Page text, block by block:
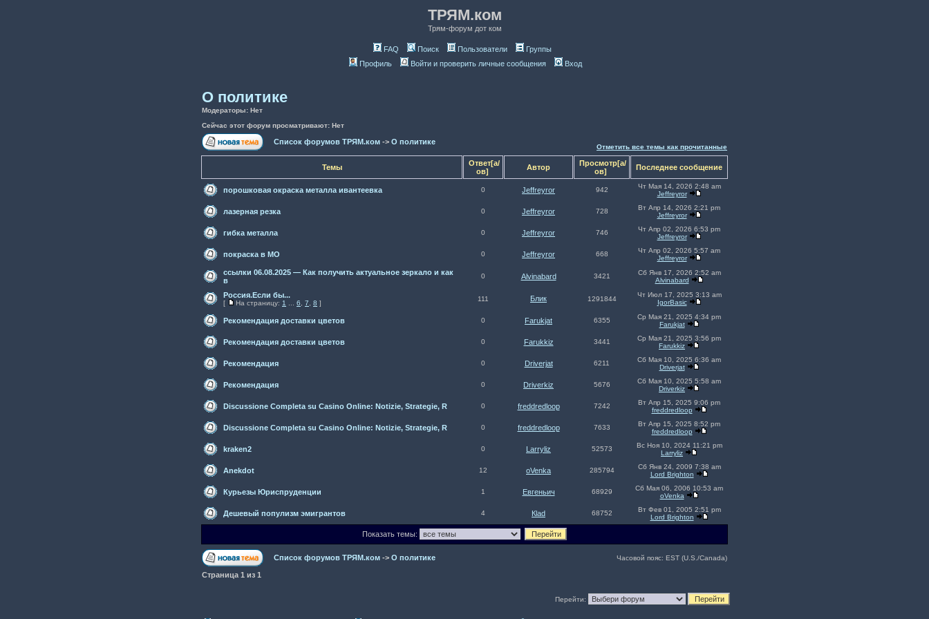
ТРЯМ.ком
Трям-форум дот ком
FAQ Поиск Пользователи
Группы
Профиль
Войти и проверить личные сообщения Вход
О политике
Модераторы: Нет
Сейчас этот форум просматривают: Нет
Список форумов ТРЯМ.ком -> О политике
Отметить все темы как прочитанные
Темы
Ответ[а/
ов]
Автор
Просмотр[а/
ов]
Последнее сообщение
порошковая окраска металла ивантеевка 0 Jeffreyror 942
Чт Мая 14, 2026 2:48 am
Jeffreyror
лазерная резка 0 Jeffreyror 728
Вт Апр 14, 2026 2:21 pm
Jeffreyror
гибка металла 0 Jeffreyror 746
Чт Апр 02, 2026 6:53 pm
Jeffreyror
покраска в МО 0 Jeffreyror 668
Чт Апр 02, 2026 5:57 am
Jeffreyror
ссылки 06.08.2025 — Как получить актуальное зеркало и как
в
0 Alvinabard 3421
Сб Янв 17, 2026 2:52 am
Alvinabard
Россия.Если бы...
[ На страницу: 1 6 7 8 ]
111 Блик 1291844
Чт Июл 17, 2025 3:13 am
IgorBasic
Рекомендация доставки цветов 0 Farukjat 6355
Ср Мая 21, 2025 4:34 pm
Farukjat
Рекомендация доставки цветов 0 Farukkiz 3441
Ср Мая 21, 2025 3:56 pm
Farukkiz
Рекомендация 0 Driverjat 6211
Сб Мая 10, 2025 6:36 am
Driverjat
Рекомендация 0 Driverkiz 5676
Сб Мая 10, 2025 5:58 am
Driverkiz
Discussione Completa su Casino Online: Notizie, Strategie, R 0 freddredloop 7242
Вт Апр 15, 2025 9:06 pm
freddredloop
Discussione Completa su Casino Online: Notizie, Strategie, R 0 freddredloop 7633
Вт Апр 15, 2025 8:52 pm
freddredloop
kraken2 0 Larryliz 52573
Вс Ноя 10, 2024 11:21 pm
Larryliz
Anekdot 12 oVenka 285794
Сб Янв 24, 2009 7:38 am
Lord Brighton
Курьезы Юриспруденции 1 Евгеньич 68929
Сб Мая 06, 2006 10:53 am
oVenka
Дешевый популизм эмигрантов 4 Кlаd 68752
Вт Фев 01, 2005 2:51 pm
Lord Brighton
Показать темы:
Список форумов ТРЯМ.ком -> О политике Часовой пояс: EST (U.S./Canada)
Страница 1 из 1
Перейти: